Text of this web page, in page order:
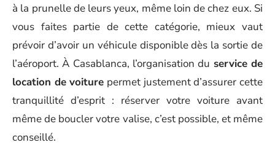
à la prunelle de leurs yeux, même loin de chez eux. Si
vous faites partie de cette catégorie, mieux vaut
prévoir d’avoir un véhicule disponible dès la sortie de
l’aéroport. À Casablanca, l’organisation du service de
location de voiture permet justement d’assurer cette
tranquillité d’esprit : réserver votre voiture avant
même de boucler votre valise, c’est possible, et même
conseillé.